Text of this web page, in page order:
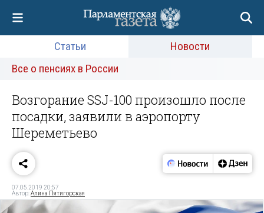
Статьи
Новости
Все о пенсиях в России
Возгорание SSJ-100 произошло после
посадки, заявили в аэропорту
Шереметьево
07.05.2019 20:57
Автор:Алина Пятигорская